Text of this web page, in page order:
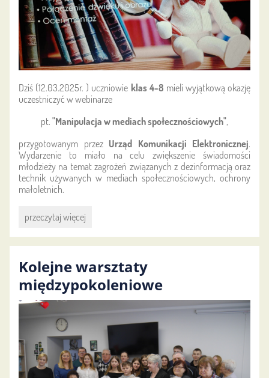
Dziś (12.03.2025r. ) uczniowie klas 4-8 mieli wyjątkową okazję
uczestniczyć w webinarze
pt. "Manipulacja w mediach społecznościowych",
przygotowanym przez Urząd Komunikacji Elektronicznej.
Wydarzenie to miało na celu zwiększenie świadomości
młodzieży na temat zagrożeń związanych z dezinformacją oraz
technik używanych w mediach społecznościowych, ochrony
małoletnich.
Społeczny
słuszności:
przeczytaj więcej
Kolejne warsztaty
międzypokoleniowe